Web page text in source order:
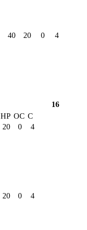
40 20 0 4
16
HP OC C
20 0 4
20 0 4